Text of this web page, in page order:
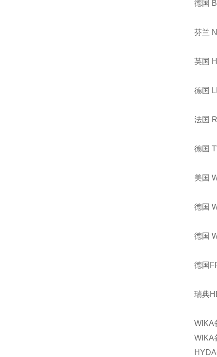
德国
芬兰
英国
德国
法国
德国
美国
德国
德国
德国
瑞典
WIKA
WIKA